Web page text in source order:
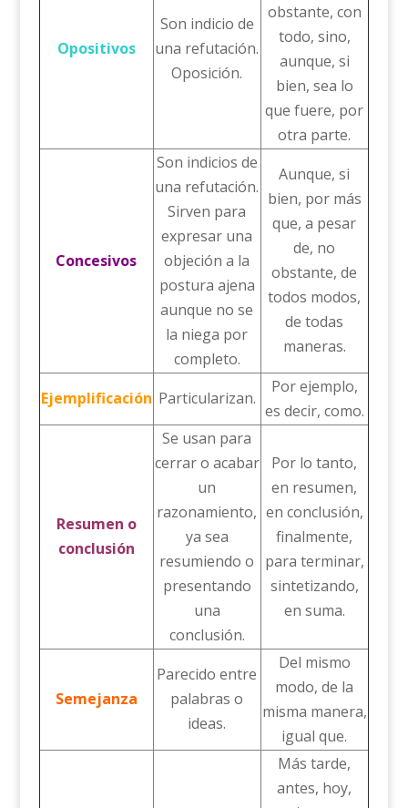
Opositivos
Son indicio de
una refutación.
Oposición.
obstante, con
todo, sino,
aunque, si
bien, sea lo
que fuere, por
otra parte.
Concesivos
Son indicios de
una refutación.
Sirven para
expresar una
objeción a la
postura ajena
aunque no se
la niega por
completo.
Aunque, si
bien, por más
que, a pesar
de, no
obstante, de
todos modos,
de todas
maneras.
Ejemplificación Particularizan.
Por ejemplo,
es decir, como.
Resumen o
conclusión
Se usan para
cerrar o acabar
un
razonamiento,
ya sea
resumiendo o
presentando
una
conclusión.
Por lo tanto,
en resumen,
en conclusión,
finalmente,
para terminar,
sintetizando,
en suma.
Semejanza
Parecido entre
palabras o
ideas.
Del mismo
modo, de la
misma manera,
igual que.
Más tarde,
antes, hoy,